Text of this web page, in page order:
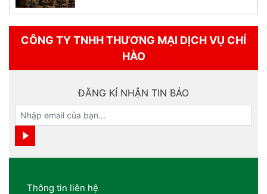
CÔNG TY TNHH THƯƠNG MẠI DỊCH VỤ CHÍ
HÀO
ĐĂNG KÍ NHẬN TIN BÁO
Thông tin liên hệ